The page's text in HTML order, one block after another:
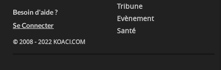
Besoin d'aide ?
Se Connecter
© 2008 - 2022 KOACI.COM
Tribune
Evènement
Santé